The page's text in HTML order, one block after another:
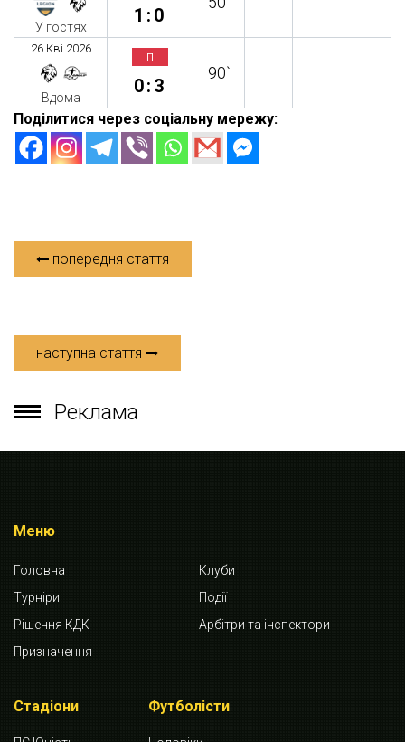
У гостях
1:0
26 Кві 2026
Вдома
п
0:3
90`
Поділитися через соціальну мережу:
попередня стаття
наступна стаття
Реклама
Меню
Головна
Клуби
Турніри
Події
Рішення КДК
Арбітри та інспектори
Призначення
Стадіони Футболісти